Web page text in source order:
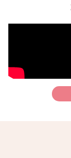
【釧路・対面】6月
【オンライン】6月
14:30
2026年06月01日(月)